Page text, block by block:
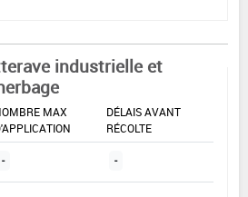
industrielle et
MAX
DÉLAIS AVANT
RÉCOLTE
- -